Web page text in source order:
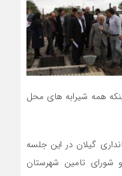
همه شیرابه های محل
گیلان در این جلسه
شورای تامین شهرستان